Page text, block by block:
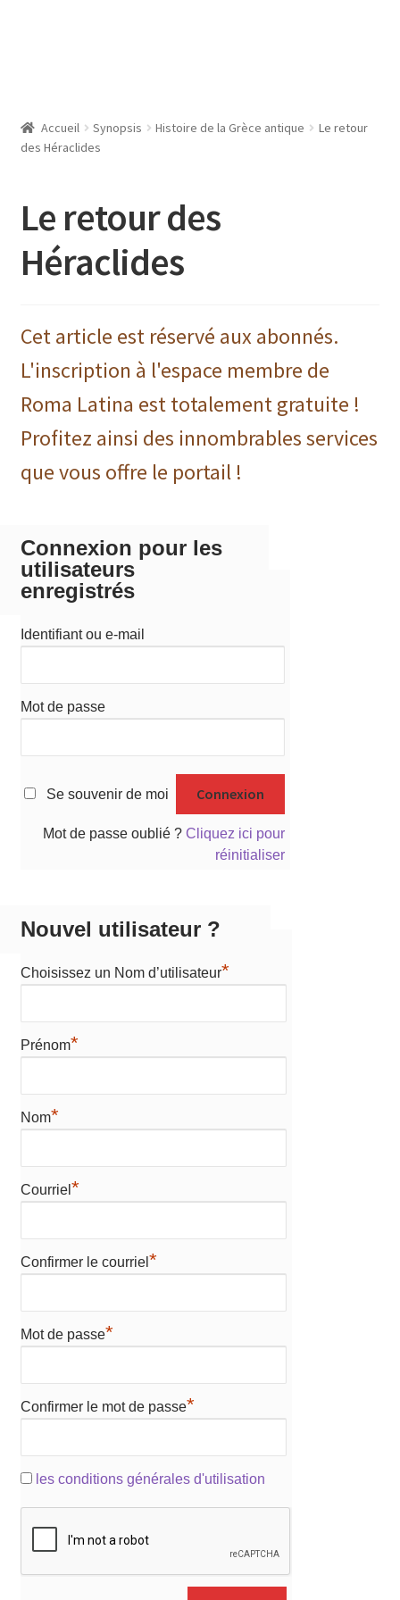
Accueil Synopsis Histoire de la Grèce antique
Le retour
des Héraclides
Le retour des
Héraclides
Cet article est réservé aux abonnés.
L'inscription à l'espace membre de
Roma Latina est totalement gratuite !
Profitez ainsi des innombrables services
que vous offre le portail !
Connexion pour les
utilisateurs
enregistrés
Identifiant ou e-mail
Mot de passe
Se souvenir de moi
Mot de passe oublié ? Cliquez ici pour
réinitialiser
Nouvel utilisateur ?
Choisissez un Nom d’utilisateur*
Prénom*
Nom*
Courriel *
Confirmer le courriel *
Mot de passe*
Confirmer le mot de passe*
les conditions générales d'utilisation